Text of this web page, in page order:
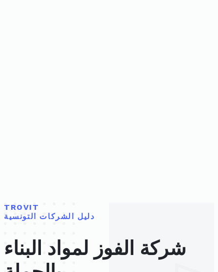
TROVIT
دليل الشركات التونسية
شركة الفوز لمواد البناء